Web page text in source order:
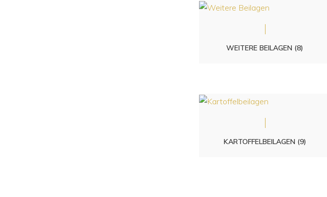
WEITERE BEILAGEN (8)
KARTOFFELBEILAGEN (9)